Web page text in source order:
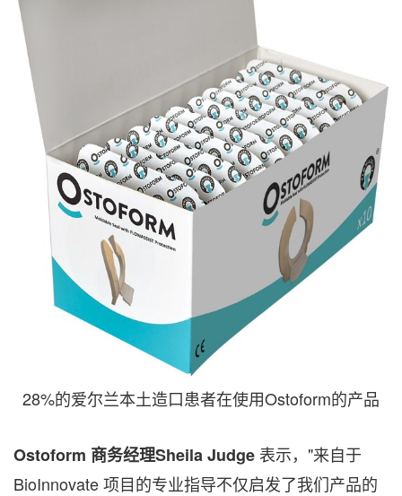
28%的爱尔兰本土造口患者在使用Ostoform的产品
Ostoform 商务经理Sheila Judge 表示，"来自于
BioInnovate 项目的专业指导不仅启发了我们产品的